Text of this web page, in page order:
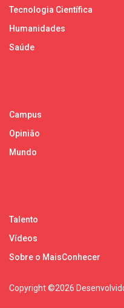
Tecnologia Científica
Humanidades
Saúde
Campus
Opinião
Mundo
Talento
Vídeos
Sobre o MaisConhecer
Copyright ©2026